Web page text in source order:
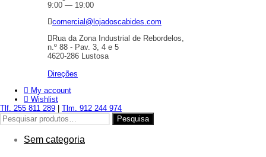
9:00 — 19:00
comercial@lojadoscabides.com
Rua da Zona Industrial de Rebordelos,
n.º 88 - Pav. 3, 4 e 5
4620-286 Lustosa
Direções
My account
Wishlist
Tlf. 255 811 289
Tlm. 912 244 974
Pesquisar
por:
Pesquisa
Sem categoria